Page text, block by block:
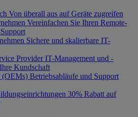
Von überall aus auf Geräte zugreifen
Vereinfachen Sie Ihren Remote-
Sichere und skalierbare IT-
Provider IT-Management und -
Kundschaft
(OEMs) Betriebsabläufe und Support
30% Rabatt auf